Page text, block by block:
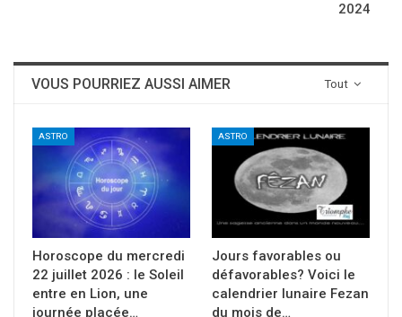
2024
Tout
VOUS POURRIEZ AUSSI AIMER
ASTRO
Horoscope du mercredi
22 juillet 2026 : le Soleil
entre en Lion, une
journée placée…
ASTRO
Jours favorables ou
défavorables? Voici le
calendrier lunaire Fezan
du mois de…